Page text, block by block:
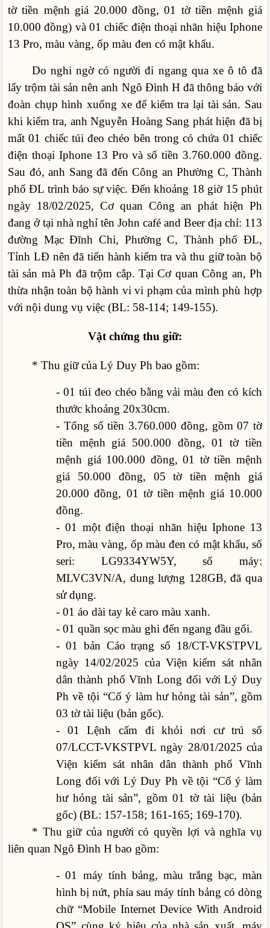
tờ tiền mệnh giá 20.000 đồng, 01 tờ tiền mệnh giá
10.000 đồng) và 01 chiếc điện thoại nhãn hiệu Iphone
13 Pro, màu vàng, ốp màu đen có mật khẩu.
Do nghi ngờ có người đi ngang qua xe ô tô đã
lấy trộm tài sản nên anh Ngô Đình H đã thông báo với
đoàn chụp hình xuống xe để kiểm tra lại tài sản. Sau
khi kiểm tra, anh Nguyễn Hoàng Sang phát hiện đã bị
mất 01 chiếc túi đeo chéo bên trong có chứa 01 chiếc
điện thoại Iphone 13 Pro và số tiền 3.760.000 đồng.
Sau đó, anh Sang đã đến Công an Phường C, Thành
phố ĐL trình báo sự việc. Đến khoảng 18 giờ 15 phút
ngày 18/02/2025, Cơ quan Công an phát hiện Ph
đang ở tại nhà nghỉ tên John café and Beer địa chỉ: 113
đường Mạc Đĩnh Chi, Phường C, Thành phố ĐL,
Tỉnh LĐ nên đã tiến hành kiểm tra và thu giữ toàn bộ
tài sản mà Ph đã trộm cắp. Tại Cơ quan Công an, Ph
thừa nhận toàn bộ hành vi vi phạm của mình phù hợp
với nội dung vụ việc (BL: 58-114; 149-155).
Vật chứng thu giữ:
* Thu giữ của Lý Duy Ph bao gồm:
- 01 túi đeo chéo bằng vải màu đen có kích
thước khoảng 20x30cm.
- Tổng số tiền 3.760.000 đồng, gồm 07 tờ
tiền mệnh giá 500.000 đồng, 01 tờ tiền
mệnh giá 100.000 đồng, 01 tờ tiền mệnh
giá 50.000 đồng, 05 tờ tiền mệnh giá
20.000 đồng, 01 tờ tiền mệnh giá 10.000
đồng.
- 01 một điện thoại nhãn hiệu Iphone 13
Pro, màu vàng, ốp màu đen có mật khẩu, số
seri: LG9334YW5Y, số máy:
MLVC3VN/A, dung lượng 128GB, đã qua
sử dụng.
- 01 áo dài tay kẻ caro màu xanh.
- 01 quần sọc màu ghi đến ngang đầu gối.
- 01 bản Cáo trạng số 18/CT-VKSTPVL
ngày 14/02/2025 của Viện kiểm sát nhân
dân thành phố Vĩnh Long đối với Lý Duy
Ph về tội “Cố ý làm hư hỏng tài sản”, gồm
03 tờ tài liệu (bản gốc).
- 01 Lệnh cấm đi khỏi nơi cư trú số
07/LCCT-VKSTPVL ngày 28/01/2025 của
Viện kiểm sát nhân dân thành phố Vĩnh
Long đối với Lý Duy Ph về tội “Cố ý làm
hư hỏng tài sản”, gồm 01 tờ tài liệu (bản
gốc) (BL: 157-158; 161-165; 169-170).
* Thu giữ của người có quyền lợi và nghĩa vụ
liên quan Ngô Đình H bao gồm:
- 01 máy tính bảng, màu trắng bạc, màn
hình bị nứt, phía sau máy tính bảng có dòng
chữ “Mobile Internet Device With Android